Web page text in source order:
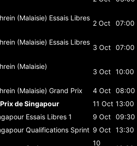
(Malaisie) Essais Libres
2 Oct 07:00
(Malaisie) Essais Libres
3 Oct 07:00
(Malaisie)
3 Oct 10:00
(Malaisie) Grand Prix 4 Oct 08:00
de Singapour
11 Oct 13:00
Essais Libres 1 9 Oct 09:30
Qualifications Sprint 9 Oct 13:30
10